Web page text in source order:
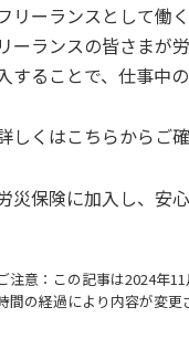
リーランスとして働
リーランスの皆さまが
入することで、仕事中
しくはこちらからご
災保険に加入し、安
注意：この記事は2024年
間の経過により内容が変更